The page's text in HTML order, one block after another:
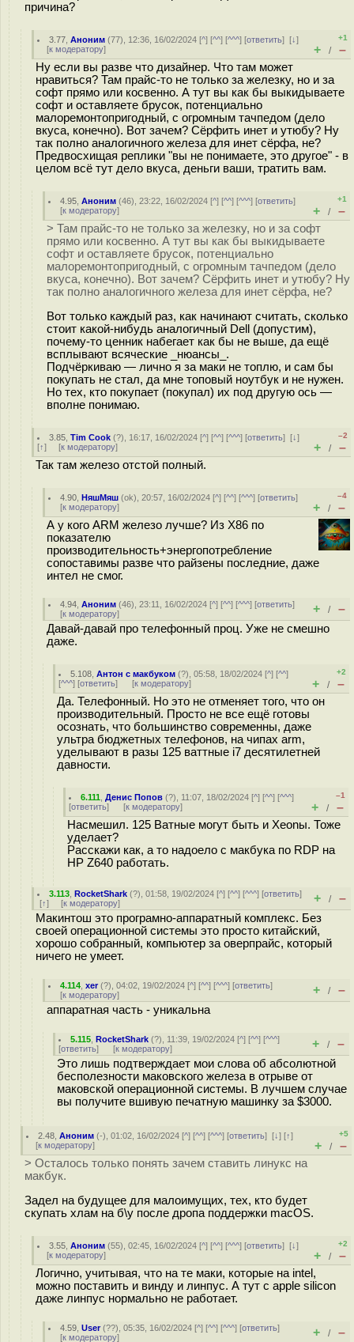
причина?
3.77 ,Аноним (77), 12:36, 16/02/2024 [^] [^^] [^^^] [ответить][↓]
[к модератору]
+1
+ / –
Ну если вы разве что дизайнер. Что там может
нравиться? Там прайс-то не только за железку, но и за
софт прямо или косвенно. А тут вы как бы выкидываете
софт и оставляете брусок, потенциально
малоремонтопригодный, с огромным тачпедом (дело
вкуса, конечно). Вот зачем? Сёрфить инет и утюбу? Ну
так полно аналогичного железа для инет сёрфа, не?
Предвосхищая реплики "вы не понимаете, это другое" - в
целом всё тут дело вкуса, деньги ваши, тратить вам.
4.95 ,Аноним (46), 23:22, 16/02/2024 [^] [^^] [^^^] [ответить]
[к модератору]
+1
+ / –
> Там прайс-то не только за железку, но и за софт
прямо или косвенно. А тут вы как бы выкидываете
софт и оставляете брусок, потенциально
малоремонтопригодный, с огромным тачпедом (дело
вкуса, конечно). Вот зачем? Сёрфить инет и утюбу? Ну
так полно аналогичного железа для инет сёрфа, не?
Вот только каждый раз, как начинают считать, сколько
стоит какой-нибудь аналогичный Dell (допустим),
почему-то ценник набегает как бы не выше, да ещё
всплывают всяческие _нюансы_.
Подчёркиваю — лично я за маки не топлю, и сам бы
покупать не стал, да мне топовый ноутбук и не нужен.
Но тех, кто покупает (покупал) их под другую ось —
вполне понимаю.
3.85 ,Tim Cook (?), 16:17, 16/02/2024 [^] [^^] [^^^] [ответить][↓]
[↑] [к модератору]
–2
+ / –
Так там железо отстой полный.
4.90 ,НяшМяш (ok), 20:57, 16/02/2024 [^] [^^] [^^^] [ответить]
[к модератору]
–4
+ / –
А у кого ARM железо лучше? Из Х86 по
показателю
производительность+энергопотребление
сопоставимы разве что райзены последние, даже
интел не смог.
4.94 ,Аноним (46), 23:11, 16/02/2024 [^] [^^] [^^^] [ответить]
[к модератору] + / –
Давай-давай про телефонный проц. Уже не смешно
даже.
5.108 ,Антон с макбуком (?), 05:58, 18/02/2024 [^] [^^]
[^^^] [ответить] [к модератору]
+2
+ / –
Да. Телефонный. Но это не отменяет того, что он
производительный. Просто не все ещё готовы
осознать, что большинство современны, даже
ультра бюджетных телефонов, на чипах arm,
уделывают в разы 125 ваттные i7 десятилетней
давности.
6.111 ,Денис Попов (?), 11:07, 18/02/2024 [^] [^^] [^^^]
[ответить] [к модератору]
–1
+ / –
Насмешил. 125 Ватные могут быть и Хeonы. Тоже
уделает?
Расскажи как, а то надоело с макбука по RDP на
HP Z640 работать.
3.113 ,RocketShark (?), 01:58, 19/02/2024 [^] [^^] [^^^] [ответить]
[↑] [к модератору] + / –
Макинтош это програмно-аппаратный комплекс. Без
своей операционной системы это просто китайский,
хорошо собранный, компьютер за оверпрайс, который
ничего не умеет.
4.114 ,xer(?), 04:02, 19/02/2024 [^] [^^] [^^^] [ответить]
[к модератору] + / –
аппаратная часть - уникальна
5.115 ,RocketShark (?), 11:39, 19/02/2024 [^] [^^] [^^^]
[ответить] [к модератору] + / –
Это лишь подтверждает мои слова об абсолютной
бесполезности маковского железа в отрыве от
маковской операционной системы. В лучшем случае
вы получите вшивую печатную машинку за $3000.
2.48 ,Аноним (-), 01:02, 16/02/2024 [^] [^^] [^^^] [ответить][↓] [↑]
[к модератору]
+5
+ / –
> Осталось только понять зачем ставить линукс на
макбук.
Задел на будущее для малоимущих, тех, кто будет
скупать хлам на б\у после дропа поддержки macOS.
3.55 ,Аноним (55), 02:45, 16/02/2024 [^] [^^] [^^^] [ответить][↓]
[к модератору]
+2
+ / –
Логично, учитывая, что на те маки, которые на intel,
можно поставить и винду и линпус. А тут с apple silicon
даже линпус нормально не работает.
4.59 ,User(??), 05:35, 16/02/2024 [^] [^^] [^^^] [ответить]
[к модератору] + / –